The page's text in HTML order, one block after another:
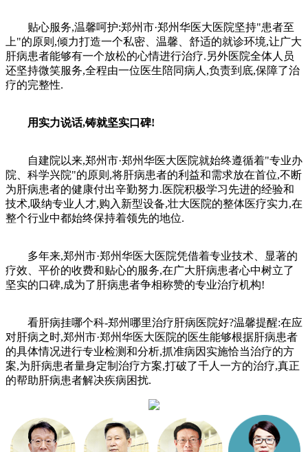
贴心服务,温馨呵护:郑州市·郑州华医大医院坚持"患者至
上"的原则,倾力打造一个私密、温馨、舒适的就诊环境,让广大
肝病患者能够有一个放松的心情进行治疗.另外医院全体人员
还坚持微笑服务,全程由一位医生陪同病人,负责到底,保障了治
疗的完整性.
用实力说话,铸就坚实口碑!
自建院以来,郑州市·郑州华医大医院就始终遵循着"专业办
院、科学兴院"的原则,将肝病患者的利益和需求放在首位,不断
为肝病患者的健康付出辛勤努力.医院积极学习先进的经验和
技术,吸纳专业人才,购入新型设备,壮大医院的整体医疗实力,在
整个行业中都始终保持着领先的地位.
多年来,郑州市·郑州华医大医院凭借着专业技术、显著的
疗效、平价的收费和贴心的服务,在广大肝病患者心中树立了
坚实的口碑,成为了肝病患者争相称赞的专业治疗机构!
看肝病挂哪个科-郑州哪里治疗肝病医院好?温馨提醒:在应
对肝病之时,郑州市·郑州华医大医院的医生能够根据肝病患者
的具体情况进行专业检测和分析,抓准病因实施恰当治疗的方
案,为肝病患者量身定制治疗方案,打破了千人一方的治疗,真正
的帮助肝病患者解决疾病困扰.